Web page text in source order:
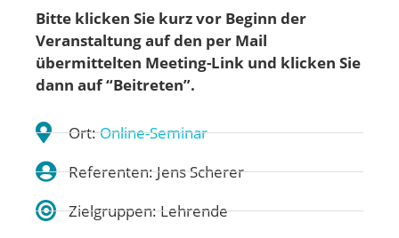
Bitte klicken Sie kurz vor Beginn der
Veranstaltung auf den per Mail
übermittelten Meeting-Link und klicken Sie
dann auf “Beitreten”.
Ort:Online-Seminar
Referenten: Jens Scherer
Zielgruppen: Lehrende